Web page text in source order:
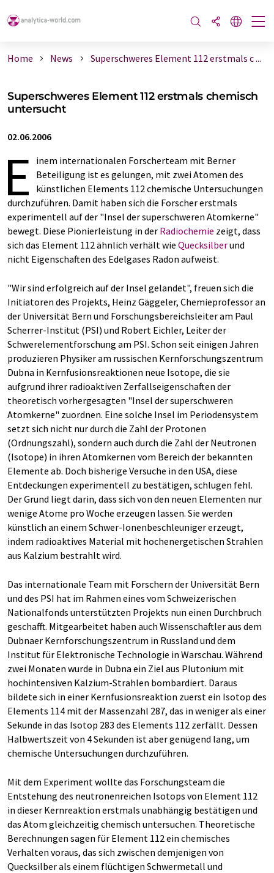
Home News Superschweres Element 112 erstmals c ...
Superschweres Element 112 erstmals chemisch
untersucht
02.06.2006
E
inem internationalen Forscherteam mit Berner
Beteiligung ist es gelungen, mit zwei Atomen des
künstlichen Elements 112 chemische Untersuchungen
durchzuführen. Damit haben sich die Forscher erstmals
experimentell auf der "Insel der superschweren Atomkerne"
bewegt. Diese Pionierleistung in der Radiochemie zeigt, dass
sich das Element 112 ähnlich verhält wie Quecksilberund
nicht Eigenschaften des Edelgases Radon aufweist.
"Wir sind erfolgreich auf der Insel gelandet", freuen sich die
Initiatoren des Projekts, Heinz Gäggeler, Chemieprofessor an
der Universität Bern und Forschungsbereichsleiter am Paul
Scherrer-Institut (PSI) und Robert Eichler, Leiter der
Schwerelementforschung am PSI. Schon seit einigen Jahren
produzieren Physiker am russischen Kernforschungszentrum
Dubna in Kernfusionsreaktionen neue Isotope, die sie
aufgrund ihrer radioaktiven Zerfallseigenschaften der
theoretisch vorhergesagten "Insel der superschweren
Atomkerne" zuordnen. Eine solche Insel im Periodensystem
setzt sich nicht nur durch die Zahl der Protonen
(Ordnungszahl), sondern auch durch die Zahl der Neutronen
(Isotope) in ihren Atomkernen vom Bereich der bekannten
Elemente ab. Doch bisherige Versuche in den USA, diese
Entdeckungen experimentell zu bestätigen, schlugen fehl.
Der Grund liegt darin, dass sich von den neuen Elementen nur
wenige Atome pro Woche erzeugen lassen. Sie werden
künstlich an einem Schwer-Ionenbeschleuniger erzeugt,
indem radioaktives Material mit hochenergetischen Strahlen
aus Kalzium bestrahlt wird.
Das internationale Team mit Forschern der Universität Bern
und des PSI hat im Rahmen eines vom Schweizerischen
Nationalfonds unterstützten Projekts nun einen Durchbruch
geschafft. Mitgearbeitet haben auch Wissenschaftler aus dem
Dubnaer Kernforschungszentrum in Russland und dem
Institut für Elektronische Technologie in Warschau. Während
zwei Monaten wurde in Dubna ein Ziel aus Plutonium mit
hochintensiven Kalzium-Strahlen bombardiert. Daraus
bildete sich in einer Kernfusionsreaktion zuerst ein Isotop des
Elements 114 mit der Massenzahl 287, das in weniger als einer
Sekunde in das Isotop 283 des Elements 112 zerfällt. Dessen
Halbwertszeit von 4 Sekunden ist aber genügend lang, um
chemische Untersuchungen durchzuführen.
Mit dem Experiment wollte das Forschungsteam die
Entstehung des neutronenreichen Isotops von Element 112
in dieser Kernreaktion erstmals unabhängig bestätigen und
das Atom gleichzeitig chemisch untersuchen. Theoretische
Berechnungen sagen für Element 112 ein chemisches
Verhalten voraus, das sich zwischen demjenigen von
Quecksilber als einem flüchtigen Schwermetall und